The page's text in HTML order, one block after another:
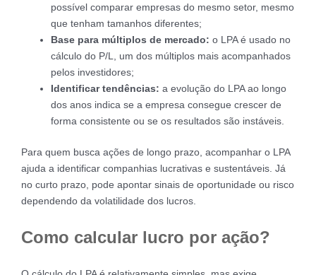
possível comparar empresas do mesmo setor, mesmo
que tenham tamanhos diferentes;
Base para múltiplos de mercado: o LPA é usado no
cálculo do P/L, um dos múltiplos mais acompanhados
pelos investidores;
Identificar tendências: a evolução do LPA ao longo
dos anos indica se a empresa consegue crescer de
forma consistente ou se os resultados são instáveis.
Para quem busca ações de longo prazo, acompanhar o LPA
ajuda a identificar companhias lucrativas e sustentáveis. Já
no curto prazo, pode apontar sinais de oportunidade ou risco
dependendo da volatilidade dos lucros.
Como calcular lucro por ação?